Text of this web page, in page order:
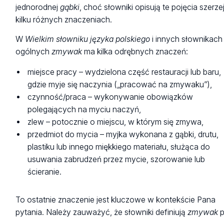
jednorodnejgąbki , choć słowniki opisują te pojęcia
kilku różnych znaczeniach.
W Wielkim słowniku języka polskiego i innych słownikach
ogólnychzmywakma kilka odrębnych znaczeń:
miejsce pracy – wydzielona część restauracji lub baru,
gdzie myje się naczynia („pracować na zmywaku”),
czynność/praca – wykonywanie obowiązków
polegających na myciu naczyń,
zlew – potocznie o miejscu, w którym się zmywa,
przedmiot do mycia – myjka wykonana z gąbki, drutu,
plastiku lub innego miękkiego materiału, służąca do
usuwania zabrudzeń przez mycie, szorowanie lub
ścieranie.
To ostatnie znaczenie jest kluczowe w kontekście Pana
pytania. Należy zauważyć, że słowniki definiujązmywak